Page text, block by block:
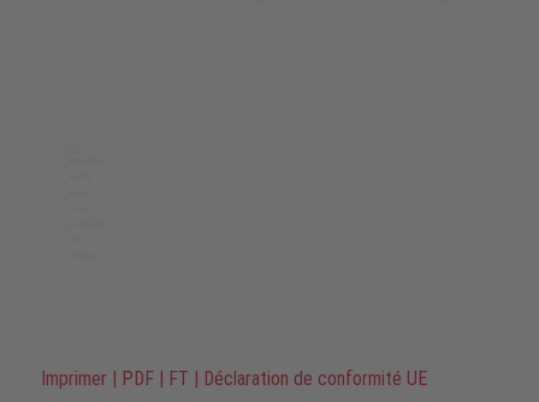
Imprimer | PDF | FT | Déclaration de conformité UE